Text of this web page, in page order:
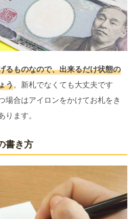
るものなので、出来るだけ状態の
う。新札でなくても大丈夫です
場合はアイロンをかけてお札をき
ます。
書き方